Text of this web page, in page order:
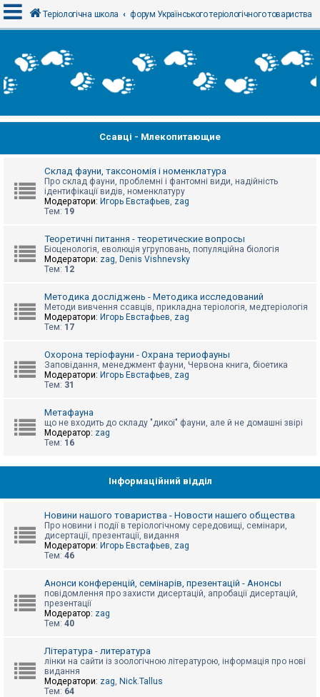
х
і
т
р
а
б
е
д
п
о
е
й
А
и
т
П
Теріологічна школа форум Українського теріологічного товариства
Ссавці - Млекопитающие
Склад фауни, таксономія і номенклатура
Про склад фауни, проблемні і фантомні види, надійність
ідентифікації видів, номенклатуру
Модератори: Игорь Евстафьев, zag
Тем: 19
Теоретичні питання - теоретические вопросы
Біоценологія, еволюція угруповань, популяційна біологія
Модератори: zag, Denis Vishnevsky
Тем: 12
Методика досліджень - Методика исследований
Методи вивчення ссавців, прикладна теріологія, медтеріологія
Модератори: Игорь Евстафьев, zag
Тем: 17
Охорона теріофауни - Охрана териофауны
Заповідання, менеджмент фауни, Червона книга, біоетика
Модератори: Игорь Евстафьев, zag
Тем: 31
Метафауна
що не входить до складу "дикої" фауни, але й не домашні звірі
Модератор: zag
Тем: 16
Інформаційний відділ
Новини нашого товариства - Новости нашего общества
Про новини і події в теріологічному середовищі, семінари,
дисертації, презентації, видання
Модератори: Игорь Евстафьев, zag
Тем: 46
Анонси конференцій, семінарів, презентацій - Анонсы
повідомлення про захисти дисертацій, апробації дисертацій,
презентації
Модератор: zag
Тем: 40
Література - литература
лінки на сайти із зоологічною літературою, інформація про нові
видання
Модератори: zag, Nick.Tallus
Тем: 64